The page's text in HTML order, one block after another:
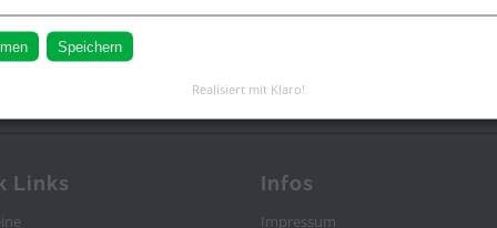
Frank Lochte - Voll auf
Sportbootschulen (VDS) und anerkannte Ausbildungsstätte
Links Infos
Impressum
Speichern
Realisiert mit Klaro!